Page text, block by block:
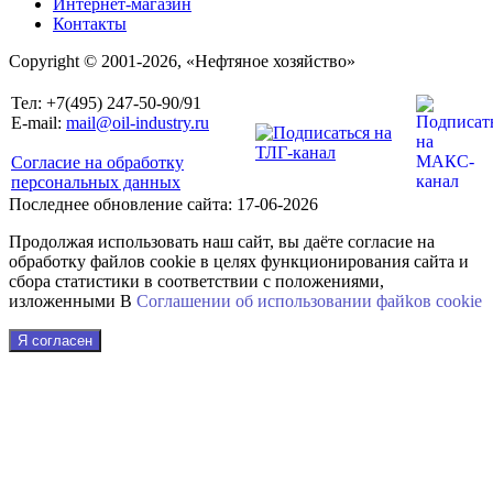
Контакты
Copyright © 2001-2026, «Нефтяное хозяйство»
Тел: +7(495) 247-50-90/91
E-mail: mail@oil-industry.ru
Согласие на обработку
персональных данных
Последнее обновление сайта: 17-06-2026
Продолжая использовать наш сайт, вы даёте согласие на
обработку файлов cookie в целях функционирования сайта и
сбора статистики в соответствии с положениями,
изложенными В Соглашении об использовании файkов cookie
Я согласен